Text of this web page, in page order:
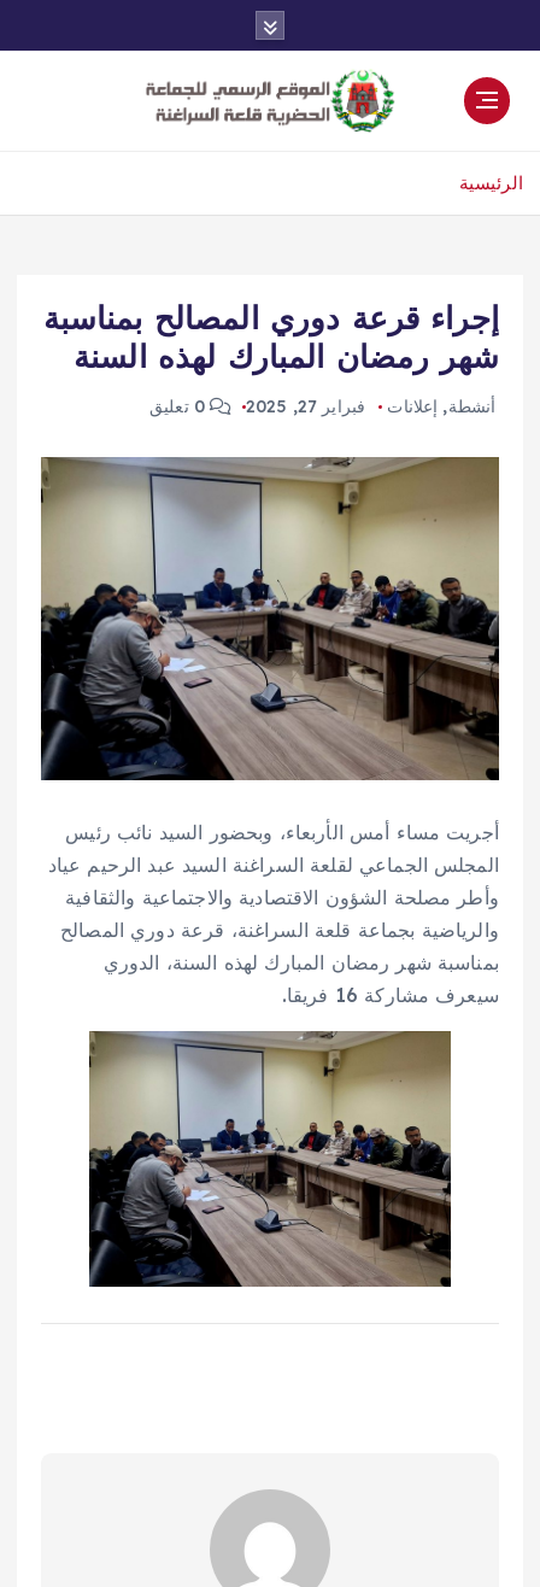
الرئيسية
إجراء قرعة دوري المصالح بمناسبة
شهر رمضان المبارك لهذه السنة
أنشطة, إعلانات فبراير 27, 2025 0 تعليق
أجريت مساء أمس الأربعاء، وبحضور السيد نائب رئيس
المجلس الجماعي لقلعة السراغنة السيد عبد الرحيم عياد
وأطر مصلحة الشؤون الاقتصادية والاجتماعية والثقافية
والرياضية بجماعة قلعة السراغنة، قرعة دوري المصالح
بمناسبة شهر رمضان المبارك لهذه السنة، الدوري
سيعرف مشاركة 16 فريقا.